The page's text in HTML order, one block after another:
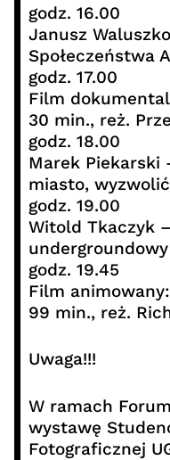
godz. 16.00
Janusz
Społeczeństwa
godz. 17.00
Film
30 min., reż.
godz. 18.00
Marek Piekarski
miasto, wyzwolić
godz. 19.00
Witold Tkaczyk
godz. 19.45
Film
99 min., reż.
Uwaga!!!
W ramach
wystawę
Fotograficznej